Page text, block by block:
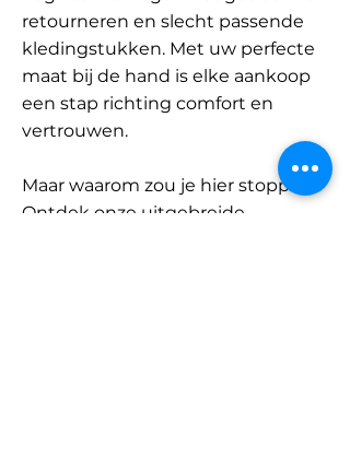
retourneren en slecht passende
kledingstukken. Met uw perfecte
maat bij de hand is elke aankoop
een stap richting comfort en
vertrouwen.
Maar waarom zou je hier stoppen?
Ontdek onze uitgebreide